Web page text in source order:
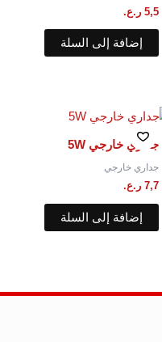
5,5 ر.ع.
إضافة إلى السلة
جداري خارجي 5W
جداري خارجي
7,7 ر.ع.
إضافة إلى السلة